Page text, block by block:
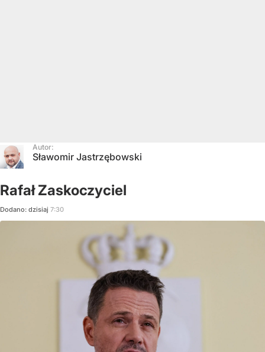
Autor:
Sławomir Jastrzębowski
Rafał Zaskoczyciel
Dodano: dzisiaj 7:30